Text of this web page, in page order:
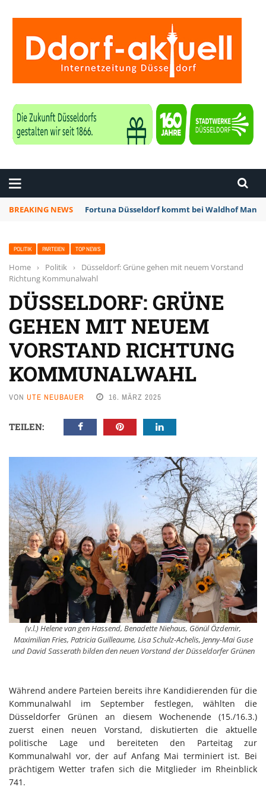
BREAKING NEWS Fortuna Düsseldorf kommt bei Waldhof
POLITIK PARTEIEN TOP NEWS
Home › Politik ›
Düsseldorf: Grüne gehen mit neuem Vorstand
Richtung Kommunalwahl
DÜSSELDORF: GRÜNE
GEHEN MIT NEUEM
VORSTAND RICHTUNG
KOMMUNALWAHL
VON UTE NEUBAUER 16. MÄRZ 2025
TEILEN:
(v.l.) Helene van gen Hassend, Benadette Niehaus, Gönül Özdemir,
Maximilian Fries, Patricia Guilleaume, Lisa Schulz-Achelis, Jenny-Mai Guse
und David Sasserath bilden den neuen Vorstand der Düsseldorfer Grünen
Während andere Parteien bereits ihre Kandidierenden für die
Kommunalwahl im September festlegen, wählten die
Düsseldorfer Grünen an diesem Wochenende (15./16.3.)
zuerst einen neuen Vorstand, diskutierten die aktuelle
politische Lage und bereiteten den Parteitag zur
Kommunalwahl vor, der auf Anfang Mai terminiert ist. Bei
prächtigem Wetter trafen sich die Mitglieder im Rheinblick
741.